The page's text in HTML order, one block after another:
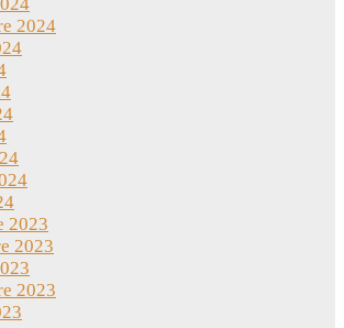
2024
2023
2023
2023